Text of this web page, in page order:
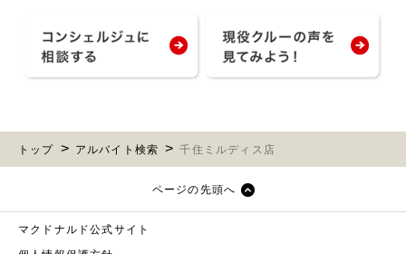
トップ アルバイト検索 千住ミルディス店
ページの先頭へ
マクドナルド公式サイト